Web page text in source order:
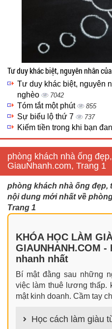
Tư duy khác biệt, nguyên nhân
Tư duy khác biệt, nguyên
nghèo
7042
Tóm tắt một phút 855
Sự biểu lộ thứ 7 737
Kiếm tiền trong khi bạn
phòng khách nhà ống
GiauNhanh.com, Trang 1
phòng khách nhà ống đẹp,
nội dung mới nhất về
Trang 1
KHÓA HỌC LÀM
GIAUNHANH.COM
nhanh nhất
Bí mật đằng sau những
việc làm thuê lương thấp.
mật kinh doanh. Cầm tay
Học cách làm giàu